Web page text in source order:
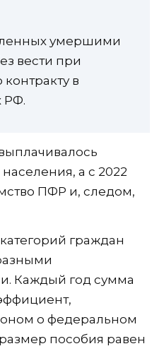
умершими
вести при
в
РФ.
а с 2022
ПФР и, следом,
граждан
Каждый год сумма
о федеральном
пособия равен